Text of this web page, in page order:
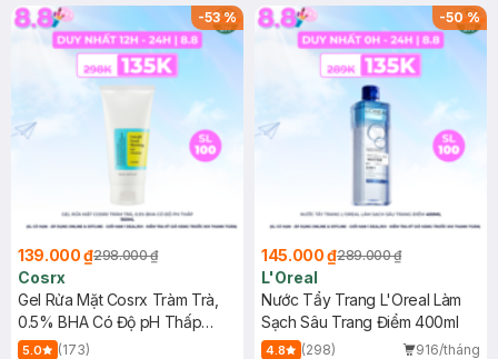
-53%
139.000 ₫298.000 ₫
Cosrx
Gel Rửa Mặt Cosrx Tràm Trà,
0.5% BHA Có Độ pH Thấp
150ml
5.0
(173)
-50%
145.000 ₫289.000 ₫
L'Oreal
Nước Tẩy Trang L'Oreal Làm
Sạch Sâu Trang Điểm 400ml
4.8 (298)
916/tháng